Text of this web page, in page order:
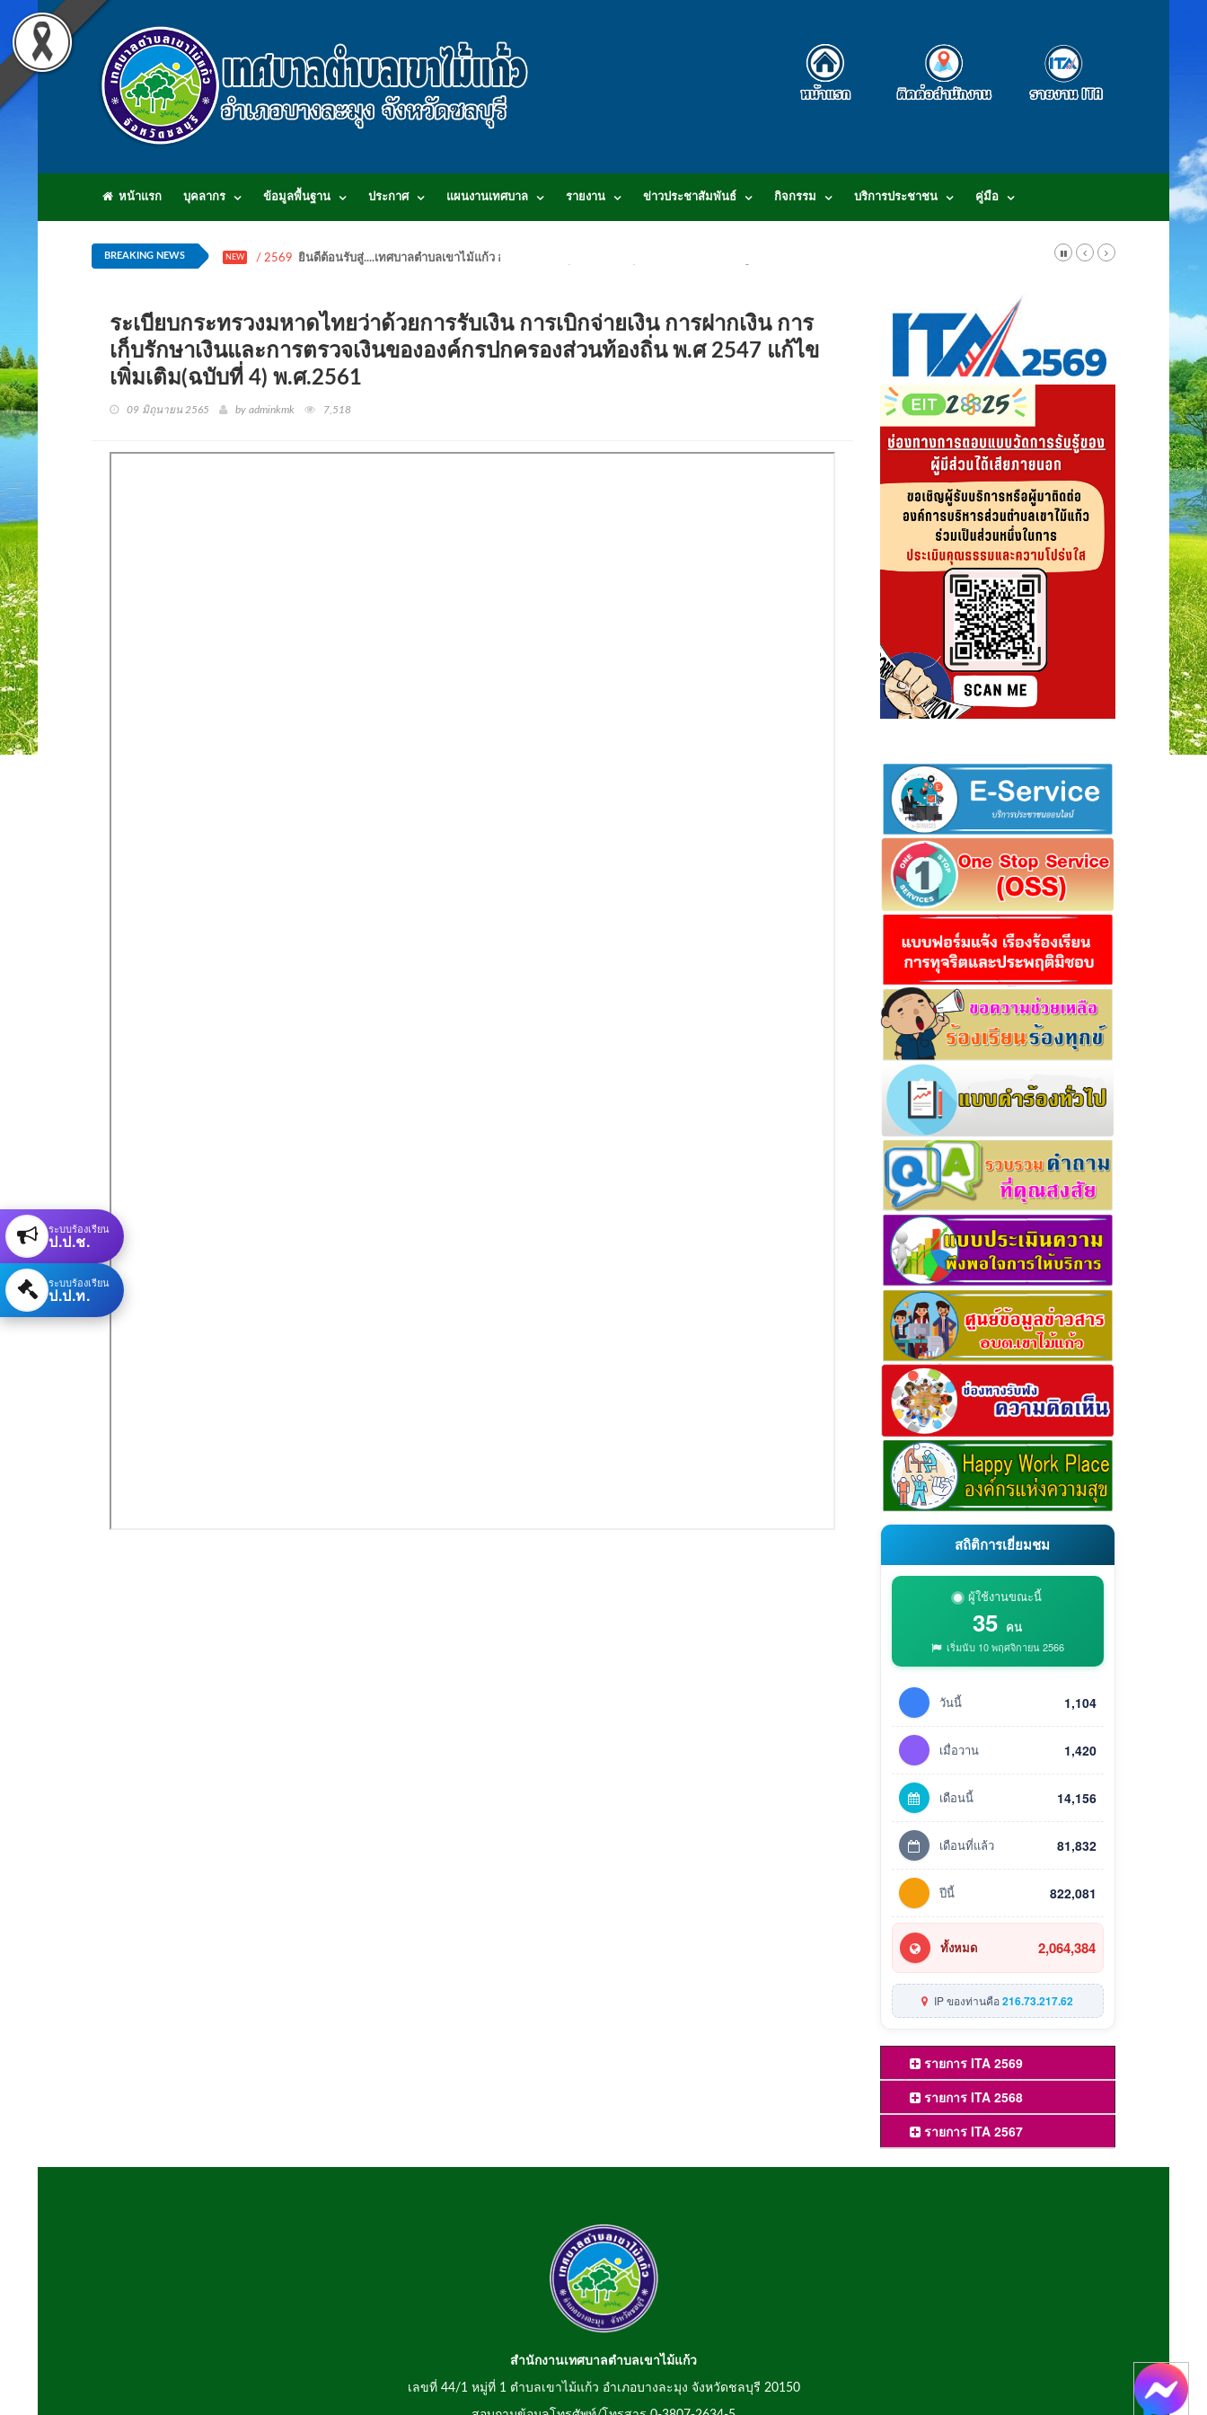
หน้าแรก บุคลากร ข้อมูลพื้นฐาน ประกาศ แผนงานเทศบาล รายงาน ข่าวประชาสัมพันธ์ กิจกรรม บริการประชาชน คู่มือ
BREAKING NEWS NEW / 2569 ยินดีต้อนรับสู่....เทศบาลตำบลเขาไม้แก้ว อำเภอบางละมุง จังหวัดชลบุรี 20150 สอบถามข้อมูลโทร 0-3807-2634-5 E-mail : saraban@khaomaikaew.go.th
ระเบียบกระทรวงมหาดไทยว่าด้วยการรับเงิน การเบิกจ่ายเงิน การฝากเงิน การ
เก็บรักษาเงินและการตรวจเงินขององค์กรปกครองส่วนท้องถิ่น พ.ศ 2547 แก้ไข
เพิ่มเติม(ฉบับที่ 4) พ.ศ.2561
09 มิถุนายน 2565 by adminkmk 7,518
สถิติการเยี่ยมชม
ผู้ใช้งานขณะนี้
35 คน
เริ่มนับ 10 พฤศจิกายน 2566
วันนี้ 1,104
เมื่อวาน 1,420
เดือนนี้ 14,156
เดือนที่แล้ว 81,832
ปีนี้ 822,081
ทั้งหมด 2,064,384
IP ของท่านคือ216.73.217.62
รายการ ITA 2569
รายการ ITA 2568
รายการ ITA 2567
ระบบร้องเรียน
ป.ป.ช.
ระบบร้องเรียน
ป.ป.ท.
สำนักงานเทศบาลตำบลเขาไม้แก้ว
เลขที่ 44/1 หมู่ที่ 1 ตำบลเขาไม้แก้ว อำเภอบางละมุง จังหวัดชลบุรี 20150